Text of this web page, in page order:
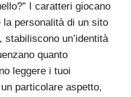
I caratteri giocano
la personalità di un sito
stabiliscono un’identità
quanto
leggere i tuoi
particolare aspetto,